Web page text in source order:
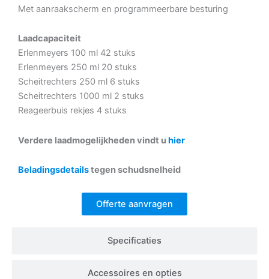
Specificaties
Accessoires en opties
Met aanraakscherm en programmeerbare besturing
Laadcapaciteit
Erlenmeyers 100 ml 42 stuks
Erlenmeyers 250 ml 20 stuks
Scheitrechters 250 ml 6 stuks
Scheitrechters 1000 ml 2 stuks
Reageerbuis rekjes 4 stuks
Verdere laadmogelijkheden vindt u hier
Beladingsdetailstegen schudsnelheid
Offerte aanvragen